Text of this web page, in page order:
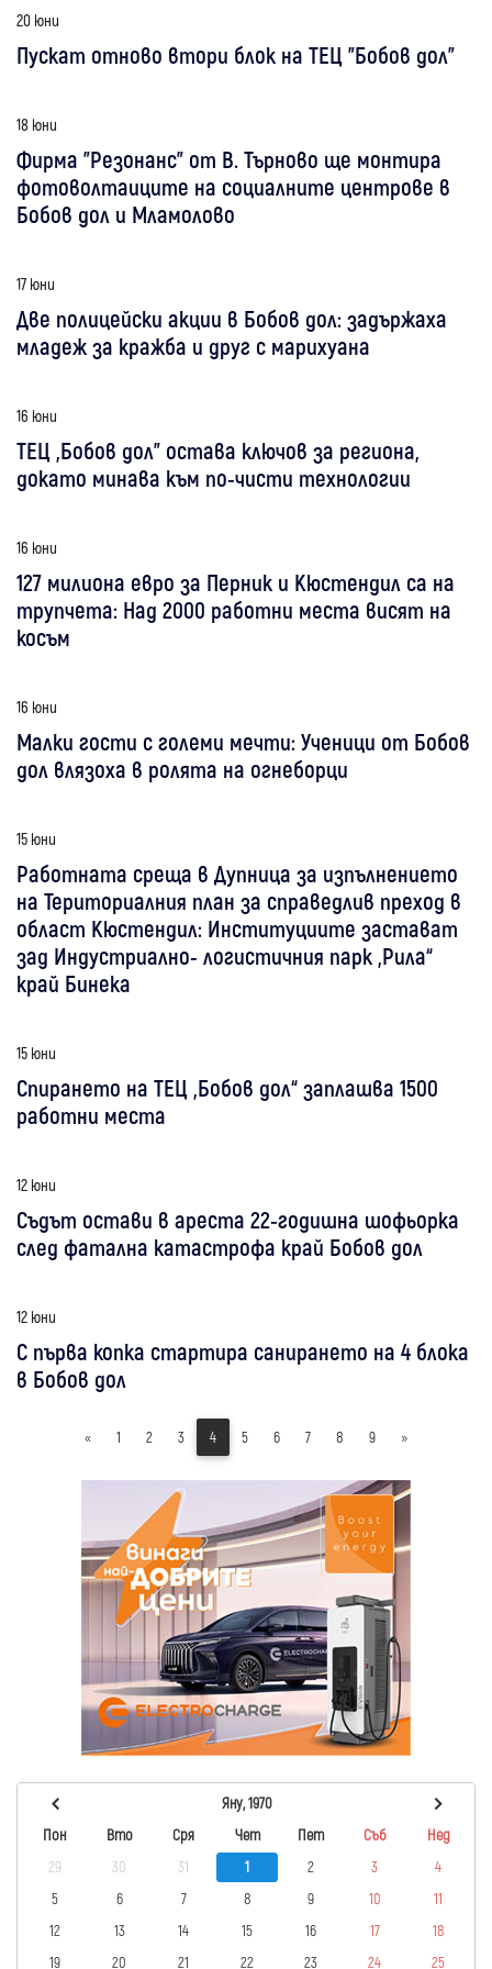
20 юни
Пускат отново втори блок на ТЕЦ "Бобов дол"
18 юни
Фирма "Резонанс" от В. Търново ще монтира
фотоволтаиците на социалните центрове в
Бобов дол и Мламолово
17 юни
Две полицейски акции в Бобов дол: задържаха
младеж за кражба и друг с марихуана
16 юни
ТЕЦ „Бобов дол" остава ключов за региона,
докато минава към по-чисти технологии
16 юни
127 милиона евро за Перник и Кюстендил са на
трупчета: Над 2000 работни места висят на
косъм
16 юни
Малки гости с големи мечти: Ученици от Бобов
дол влязоха в ролята на огнеборци
15 юни
Работната среща в Дупница за изпълнението
на Териториалния план за справедлив преход в
област Кюстендил: Институциите застават
зад Индустриално- логистичния парк „Рила“
край Бинека
15 юни
Спирането на ТЕЦ „Бобов дол“ заплашва 1500
работни места
12 юни
Съдът остави в ареста 22-годишна шофьорка
след фатална катастрофа край Бобов дол
12 юни
С първа копка стартира санирането на 4 блока
в Бобов дол
« 1 2 3 4 5 6 7 8 9 »
Яну, 1970
Пон
Вто Сря Чет Пет Съб
Нед
29
30 31 1 2 3
4
5
6 7 8 9 10
11
12
13 14 15 16 17
18
19
20 21 22 23 24 25